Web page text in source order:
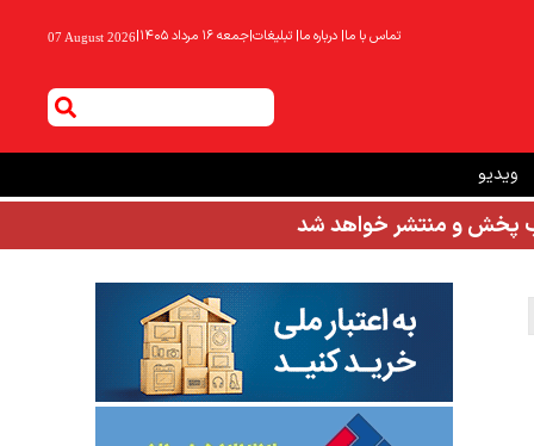
تماس با ما| درباره ما| تبلیغات|جمعه ۱۶ مرداد ۱۴۰۵ |
07 August 2026
ویدیو
پخش و منتشر خواهد شد